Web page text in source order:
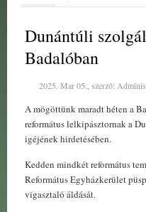
Dunántúli
Badalóban
2025. Mar 05., szerző:
A mögöttünk maradt héten a
református lelkipásztornak a
igéjének hirdetésében.
Kedden mindkét református
Református Egyházkerület
vigasztaló áldását.